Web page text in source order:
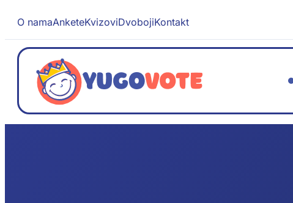
O namaAnketeKvizoviDvobojiKontakt